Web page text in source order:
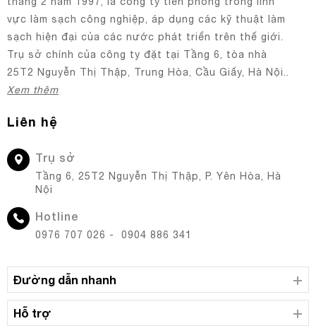
vực làm sạch công nghiệp, áp dụng các kỹ thuật làm
sạch hiện đại của các nước phát triển trên thế giới.
Trụ sở chính của công ty đặt tại Tầng 6, tòa nhà
25T2 Nguyễn Thị Thập, Trung Hòa, Cầu Giấy, Hà Nội..
Xem thêm
Liên hệ
Trụ sở
Tầng 6, 25T2 Nguyễn Thị Thập, P. Yên Hòa, Hà
Nội
Hotline
0976 707 026 - 0904 886 341
Đường dẫn nhanh
Hỗ trợ